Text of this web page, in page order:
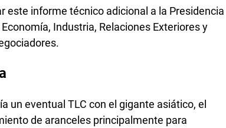
este informe técnico adicional a la Presidencia
Industria, Relaciones Exteriores y
un eventual TLC con el gigante asiático, el
de aranceles principalmente para